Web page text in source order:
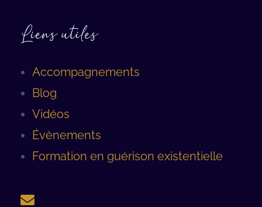
Liens utiles
Accompagnements
Blog
Vidéos
Évènements
Formation en guérison existentielle